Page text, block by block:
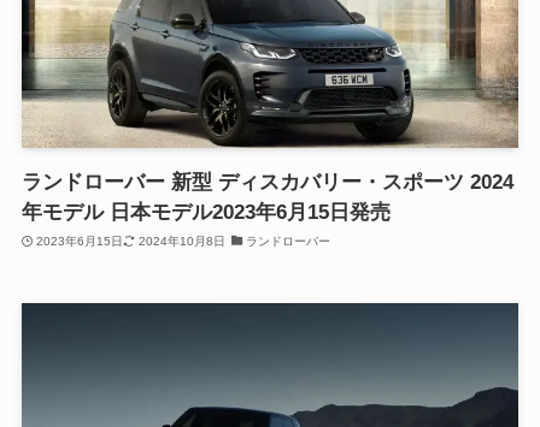
ランドローバー 新型 ディスカバリー・スポーツ 2024
年モデル 日本モデル2023年6月15日発売
2023年6月15日 2024年10月8日 ランドローバー